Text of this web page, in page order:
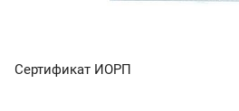
Сертификат ИОРП